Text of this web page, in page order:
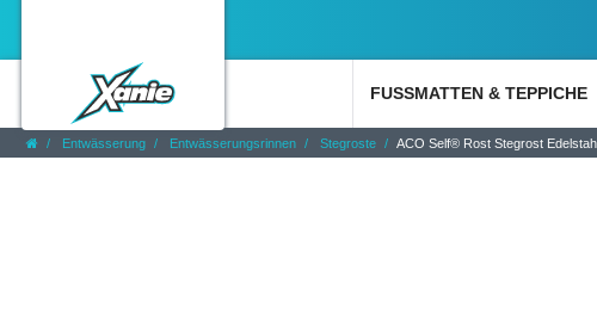
FUSSMATTEN & TEPPICHE
Entwässerung Entwässerungsrinnen Stegroste ACO Self® Rost Stegrost